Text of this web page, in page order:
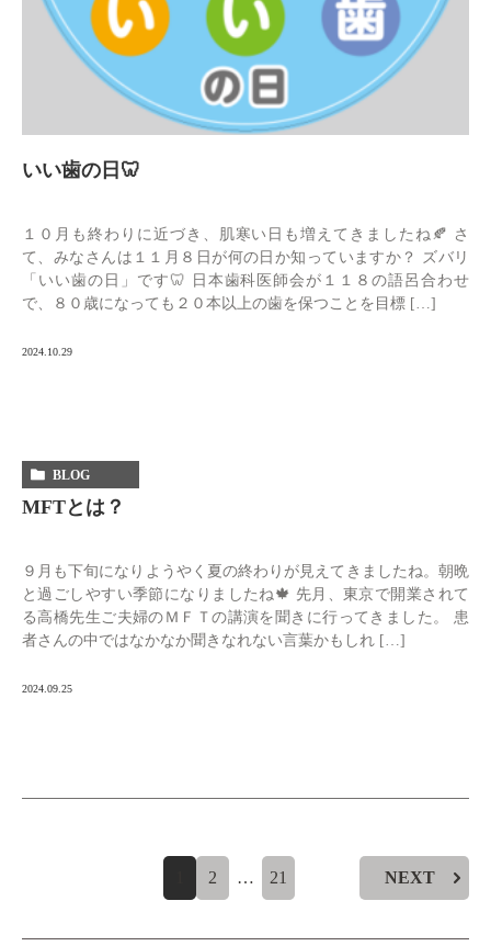
いい歯の日🦷
１０月も終わりに近づき、肌寒い日も増えてきましたね🍂 さ
て、みなさんは１１月８日が何の日か知っていますか？ ズバリ
「いい歯の日」です🦷 日本歯科医師会が１１８の語呂合わせ
で、８０歳になっても２０本以上の歯を保つことを目標 […]
2024.10.29
BLOG
MFTとは？
９月も下旬になりようやく夏の終わりが見えてきましたね。朝晩
と過ごしやすい季節になりましたね🍁 先月、東京で開業されて
る高橋先生ご夫婦のＭＦＴの講演を聞きに行ってきました。 患
者さんの中ではなかなか聞きなれない言葉かもしれ […]
2024.09.25
2 … 21 NEXT